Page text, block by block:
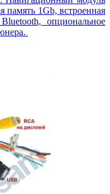
1Gb, встроенная
опциональное